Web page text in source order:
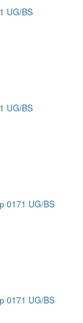
UG/BS
UG/BS
0171 UG/BS
0171 UG/BS